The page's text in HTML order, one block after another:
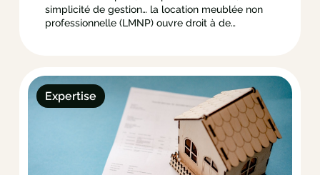
simplicité de gestion… la location meublée non
professionnelle (LMNP) ouvre droit à de
immobilière. Ce statut s’applique d’ailleurs par
défaut à tous les propriétaires qui décident de…
Expertise